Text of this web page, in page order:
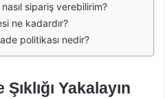
sipariş verebilirim?
ne kadardır?
politikası nedir?
Yakalayın